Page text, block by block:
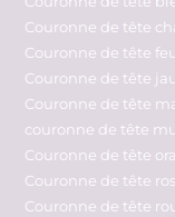
Couronne de tête
Couronne de tête
Couronne de tête
Couronne de tête
couronne de tête
Couronne de tête
Couronne de tête
Couronne de tête